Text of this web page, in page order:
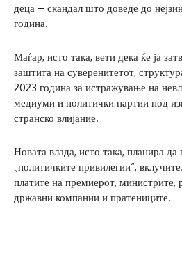
деца – скандал што доведе до
година.
Маѓар, исто така, вети дека ќе ја
заштита на суверенитетот,
2023 година за истражување на
медиуми и политички партии под
странско влијание.
Новата влада, исто така, планира да
„политичките привилегии“,
платите на премиерот, министрите,
државни компании и пратениците.